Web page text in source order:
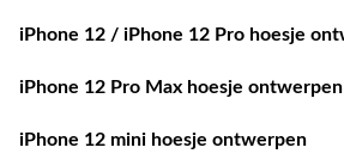
iPhone 12 / iPhone 12 Pro hoesje
iPhone 12 Pro Max hoesje ontwerpen
iPhone 12 mini hoesje ontwerpen